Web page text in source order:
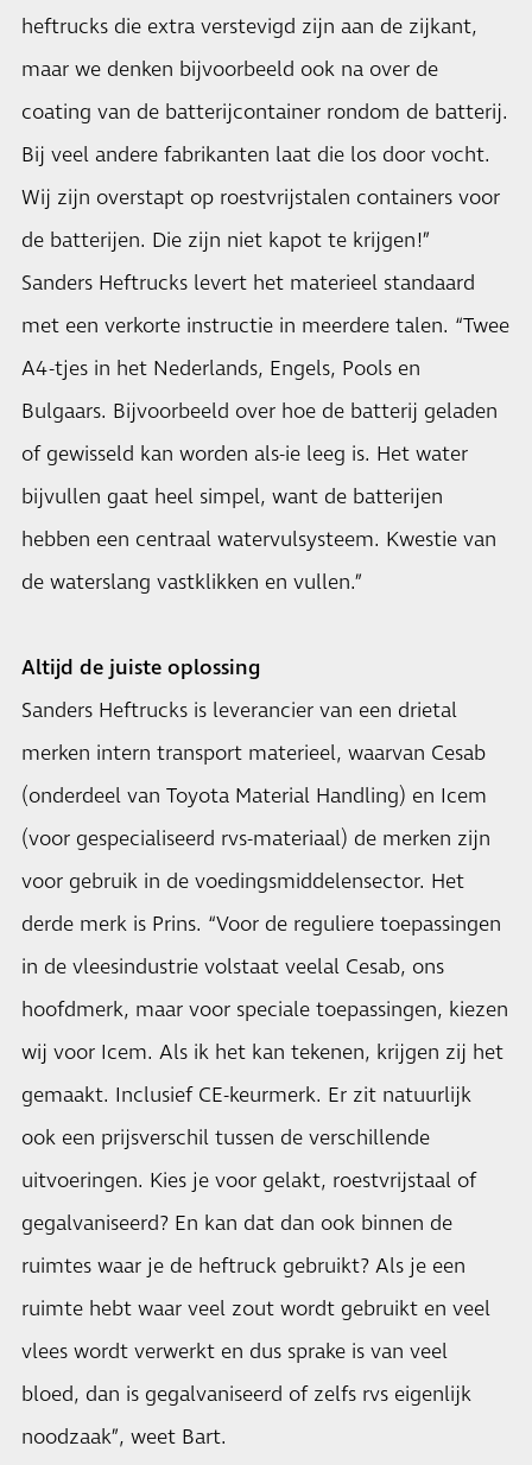
heftrucks die extra verstevigd zijn aan de zijkant,
maar we denken bijvoorbeeld ook na over de
coating van de batterijcontainer rondom de batterij.
Bij veel andere fabrikanten laat die los door vocht.
Wij zijn overstapt op roestvrijstalen containers voor
de batterijen. Die zijn niet kapot te krijgen!”
Sanders Heftrucks levert het materieel standaard
met een verkorte instructie in meerdere talen. “Twee
A4-tjes in het Nederlands, Engels, Pools en
Bulgaars. Bijvoorbeeld over hoe de batterij geladen
of gewisseld kan worden als-ie leeg is. Het water
bijvullen gaat heel simpel, want de batterijen
hebben een centraal watervulsysteem. Kwestie van
de waterslang vastklikken en vullen.”
Altijd de juiste oplossing
Sanders Heftrucks is leverancier van een drietal
merken intern transport materieel, waarvan Cesab
(onderdeel van Toyota Material Handling) en Icem
(voor gespecialiseerd rvs-materiaal) de merken zijn
voor gebruik in de voedingsmiddelensector. Het
derde merk is Prins. “Voor de reguliere toepassingen
in de vleesindustrie volstaat veelal Cesab, ons
hoofdmerk, maar voor speciale toepassingen, kiezen
wij voor Icem. Als ik het kan tekenen, krijgen zij het
gemaakt. Inclusief CE-keurmerk. Er zit natuurlijk
ook een prijsverschil tussen de verschillende
uitvoeringen. Kies je voor gelakt, roestvrijstaal of
gegalvaniseerd? En kan dat dan ook binnen de
ruimtes waar je de heftruck gebruikt? Als je een
ruimte hebt waar veel zout wordt gebruikt en veel
vlees wordt verwerkt en dus sprake is van veel
bloed, dan is gegalvaniseerd of zelfs rvs eigenlijk
noodzaak”, weet Bart.